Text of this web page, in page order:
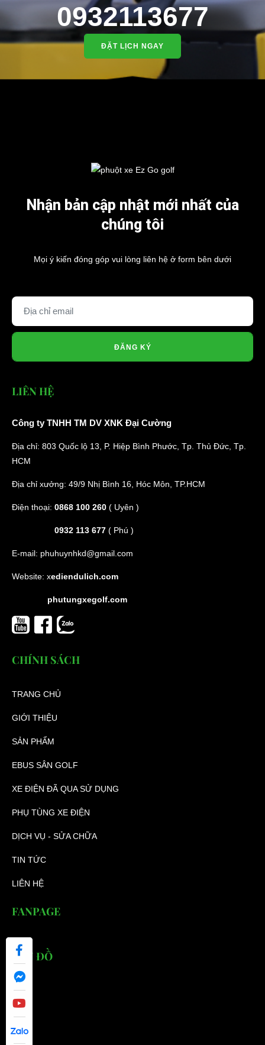
0932113677
ĐẶT LỊCH NGAY
Nhận bản cập nhật mới nhất của
chúng tôi
Mọi ý kiến đóng góp vui lòng liên hệ ở form bên dưới
ĐĂNG KÝ
LIÊN HỆ
Công ty TNHH TM DV XNK Đại Cường
Địa chỉ: 803 Quốc lộ 13, P. Hiệp Bình Phước, Tp. Thủ Đức, Tp.
HCM
Địa chỉ xưởng: 49/9 Nhị Bình 16, Hóc Môn, TP.HCM
Điện thoại: 0868 100 260 ( Uyên )
0932 113 677 ( Phú )
E-mail: phuhuynhkd@gmail.com
Website: xediendulich.com
phutungxegolf.com
CHÍNH SÁCH
TRANG CHỦ
GIỚI THIỆU
SẢN PHẨM
EBUS SÂN GOLF
XE ĐIỆN ĐÃ QUA SỬ DỤNG
PHỤ TÙNG XE ĐIỆN
DỊCH VỤ - SỬA CHỮA
TIN TỨC
LIÊN HỆ
FANPAGE
BẢN ĐỒ